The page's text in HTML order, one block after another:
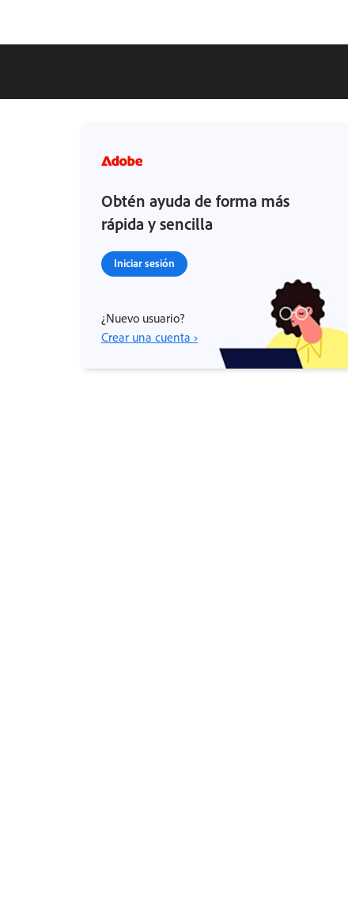
Obtén ayuda de forma más
rápida y sencilla
Iniciar sesión
¿Nuevo usuario?
Crear una cuenta ›